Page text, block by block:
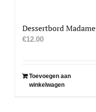
Dessertbord Madame
€12.00
Toevoegen aan
winkelwagen